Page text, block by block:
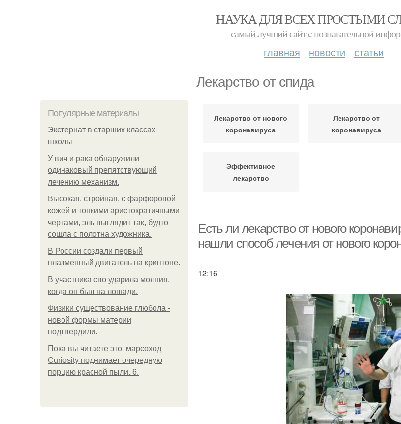
НАУКА ДЛЯ ВСЕХ ПРОСТЫМИ
самый лучший сайт c познавательной
главная новости статьи
Лекарство от спида
Популярные материалы
Экстернат в старших классах
школы
У вич и рака обнаружили
одинаковый препятствующий
лечению механизм.
Высокая, стройная, с фарфоровой
кожей и тонкими аристократичными
чертами, эль выглядит так, будто
сошла с полотна художника.
В России создали первый
плазменный двигатель на криптоне.
В участника сво ударила молния,
когда он был на лошади.
Физики существование глюбола -
новой формы материи
подтвердили.
Пока вы читаете это, марсоход
Curiosity поднимает очередную
порцию красной пыли. 6.
Лекарство от нового
коронавируса
Лекарство от
коронавируса
Эффективное
лекарство
Есть ли лекарство от нового
нашли способ лечения от нового
12:16